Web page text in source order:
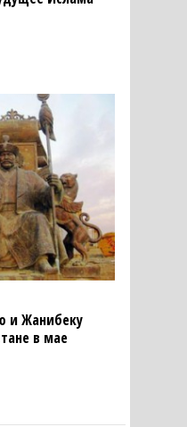
и Жанибеку
в мае